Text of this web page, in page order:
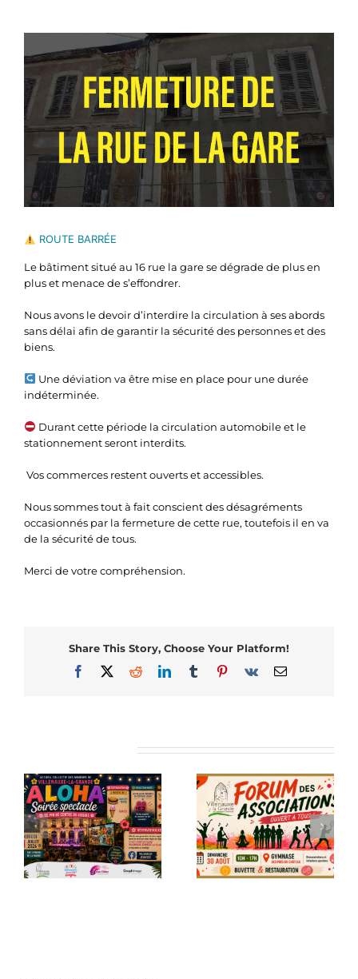
l'image
agrandie
ROUTE BARRÉE
Le bâtiment situé au 16 rue la gare se dégrade de plus en
plus et menace de s’effondrer.
Nous avons le devoir d’interdire la circulation à ses abords
sans délai afin de garantir la sécurité des personnes et des
biens.
Une déviation va être mise en place pour une durée
indéterminée.
Durant cette période la circulation automobile et le
stationnement seront interdits.
️ Vos commerces restent ouverts et accessibles.
Nous sommes tout à fait conscient des désagréments
occasionnés par la fermeture de cette rue, toutefois il en va
de la sécurité de tous.
Merci de votre compréhension.
Share This Story, Choose Your Platform!
Facebook
X RedditLinkedInTumblrPinterest
Vk Email